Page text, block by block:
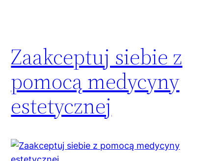
Zaakceptuj siebie z
pomocą medycyny
estetycznej